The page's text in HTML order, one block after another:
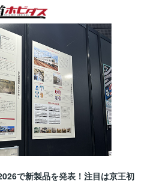
で新製品を発表！注目は京王初